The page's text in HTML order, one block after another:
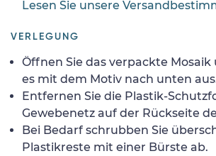
Lesen Sie unsere
VERLEGUNG
Öffnen Sie das verpackte Mosaik
es mit dem Motiv nach unten
Entfernen Sie die Plastik-
Gewebenetz auf der Rückseite
Bei Bedarf schrubben Sie
Plastikreste mit einer Bürste ab.